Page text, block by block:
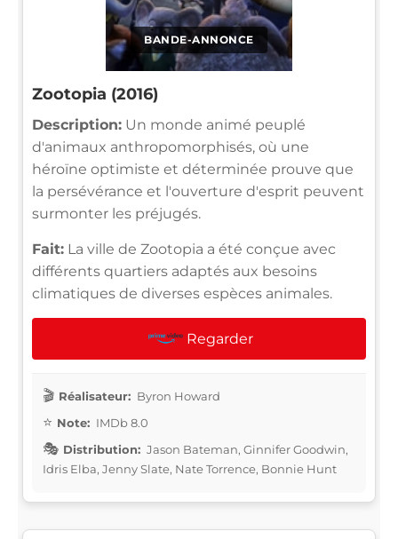
BANDE-ANNONCE
Zootopia (2016)
Description: Un monde animé peuplé
d'animaux anthropomorphisés, où une
héroïne optimiste et déterminée prouve que
la persévérance et l'ouverture d'esprit peuvent
surmonter les préjugés.
Fait: La ville de Zootopia a été conçue avec
différents quartiers adaptés aux besoins
climatiques de diverses espèces animales.
Regarder
Réalisateur: Byron Howard
Note: IMDb 8.0
Distribution: Jason Bateman, Ginnifer Goodwin,
Idris Elba, Jenny Slate, Nate Torrence, Bonnie Hunt